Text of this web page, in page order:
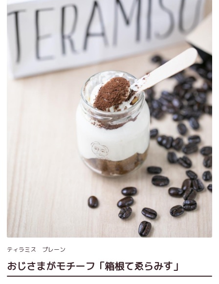
ティラミス プレーン
おじさまがモチーフ「箱根てゑらみす」